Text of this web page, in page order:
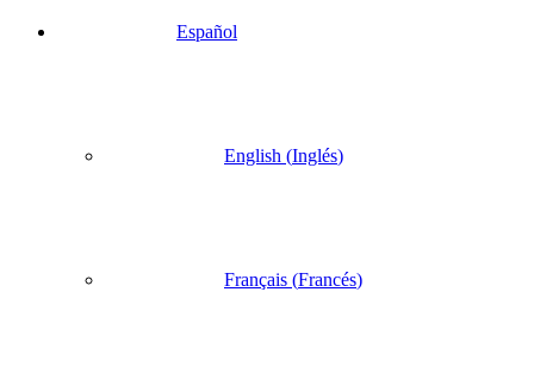
Español
English (Inglés)
Français (Francés)